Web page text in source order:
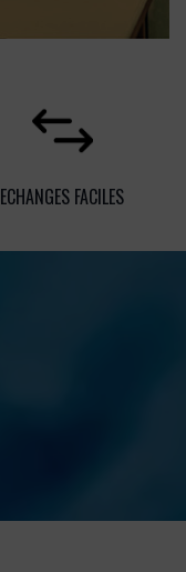
ECHANGES FACILES